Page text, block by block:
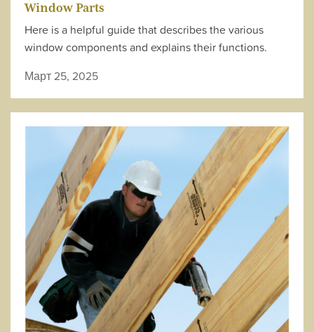
Window Parts
Here is a helpful guide that describes the various
window components and explains their functions.
Март 25, 2025